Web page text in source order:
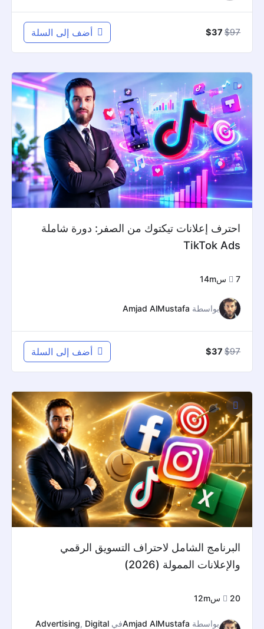
$97
السعر
$97.
$37 السعر
$37.
أضف إلى السلة
احترف إعلانات تيكتوك من الصفر: دورة شاملة
TikTok Ads
7س14m
بواسطة Amjad AlMustafa
$97
السعر
$97.
$37 السعر
$37.
أضف إلى السلة
البرنامج الشامل لاحتراف التسويق الرقمي
والإعلانات الممولة (2026)
20س12m
بواسطة Amjad AlMustafaفي Advertising Digital